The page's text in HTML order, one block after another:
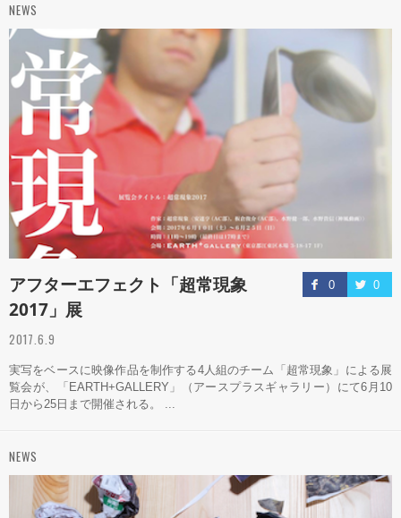
NEWS
0 0
アフターエフェクト「超常現象
2017」展
2017.6.9
実写をベースに映像作品を制作する4人組のチーム「超常現象」による展
覧会が、「EARTH+GALLERY」（アースプラスギャラリー）にて6月10
日から25日まで開催される。 ...
NEWS